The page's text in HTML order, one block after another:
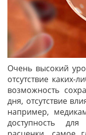
Очень высокий
отсутствие каких-
возможность
дня, отсутствие
например,
доступность